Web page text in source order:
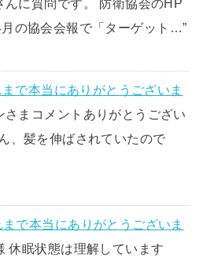
んに質問です。 防衛協会のHP
の協会会報で「ターゲット…”
まで本当にありがとうございま
さまコメントありがとうござい
、髪を伸ばされていたので
まで本当にありがとうございま
休眠状態は理解しています